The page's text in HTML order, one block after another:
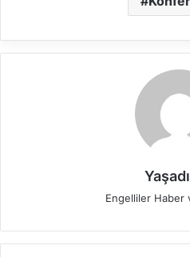
Engelliler Haber